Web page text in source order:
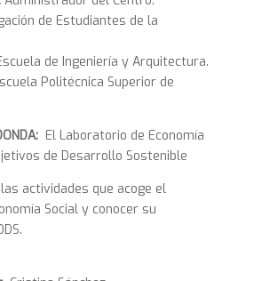
de Estudiantes de la
de Ingeniería y Arquitectura.
Politécnica Superior de
El Laboratorio de Economía
de Desarrollo Sostenible
actividades que acoge el
Social y conocer su